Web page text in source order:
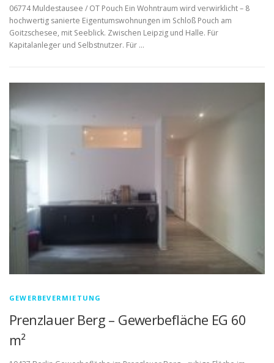
06774 Muldestausee / OT Pouch Ein Wohntraum wird verwirklicht – 8
hochwertig sanierte Eigentumswohnungen im Schloß Pouch am
Goitzschesee, mit Seeblick. Zwischen Leipzig und Halle. Für
Kapitalanleger und Selbstnutzer. Für …
GEWERBEVERMIETUNG
Prenzlauer Berg – Gewerbefläche EG 60
m²